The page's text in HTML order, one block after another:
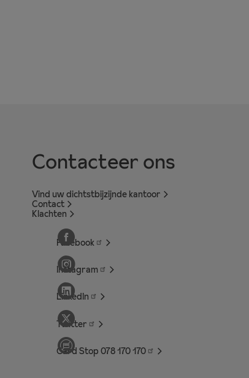
Contacteer ons
Vind uw dichtstbijzijnde kantoor
Contact
Klachten
Facebook
Instagram
LinkedIn
Twitter
Card Stop 078 170170